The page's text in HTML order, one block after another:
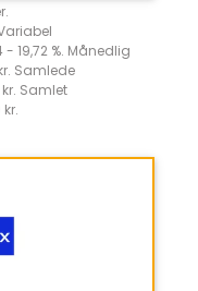
- 19,72 %. Månedlig
Samlede
kr. Samlet